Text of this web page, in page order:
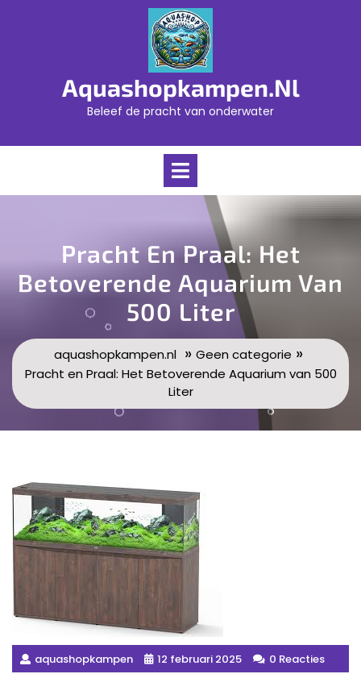
Aquashopkampen.nl
Beleef de pracht van onderwater
Open
Pracht En Praal: Het
Betoverende Aquarium Van
500 Liter
aquashopkampen.nl » Geen categorie »
Pracht en Praal: Het Betoverende Aquarium van 500
Liter
aquashopkampen 12 februari 2025 0 Reacties